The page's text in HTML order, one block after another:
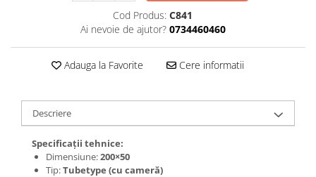
Acceleratoare & comenzi
Motoare
Senzori Hall
Cod Produs: C841
Ai nevoie de ajutor? 0734460460
Adauga la Favorite Cere informatii
Descriere
Specificații tehnice:
Dimensiune:200×50
Tip:Tubetype (cu cameră)